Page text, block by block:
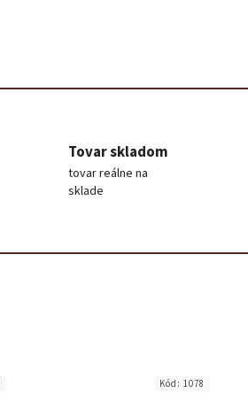
Tovar skladom
tovar reálne na
sklade
Kód: 1078